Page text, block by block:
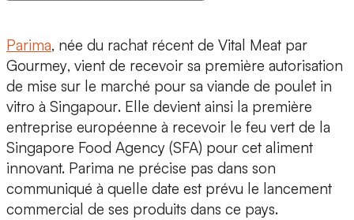
Parima, née du rachat récent de Vital Meat par
Gourmey, vient de recevoir sa première autorisation
de mise sur le marché pour sa viande de poulet in
vitro à Singapour. Elle devient ainsi la première
entreprise européenne à recevoir le feu vert de la
Singapore Food Agency (SFA) pour cet aliment
innovant. Parima ne précise pas dans son
communiqué à quelle date est prévu le lancement
commercial de ses produits dans ce pays.